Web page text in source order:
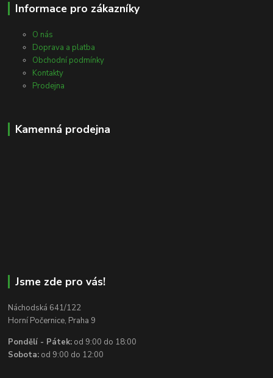
Informace pro zákazníky
O nás
Doprava a platba
Obchodní podmínky
Kontakty
Prodejna
Kamenná prodejna
Jsme zde pro vás!
Náchodská 641/122
Horní Počernice, Praha 9
Pondělí - Pátek: od 9:00 do 18:00
Sobota: od 9:00 do 12:00